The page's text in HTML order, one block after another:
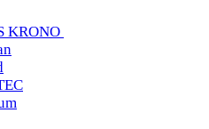
KRONO